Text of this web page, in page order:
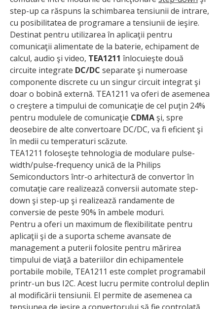
step-up ca răspuns la schimbarea tensiunii de intrare,
cu posibilitatea de programare a tensiunii de ieşire.
Destinat pentru utilizarea în aplicaţii pentru
comunicaţii alimentate de la baterie, echipament de
calcul, audio şi video, TEA1211 înlocuieşte două
circuite integrate DC/DC separate şi numeroase
componente discrete cu un singur circuit integrat şi
doar o bobină externă. TEA1211 va oferi de asemenea
o creştere a timpului de comunicaţie de cel puţin 24%
pentru modulele de comunicaţie CDMAşi, spre
deosebire de alte convertoare DC/DC, va fi eficient şi
în medii cu temperaturi scăzute.
TEA1211 foloseşte tehnologia de modulare pulse-
width/pulse-frequency unică de la Philips
Semiconductors într-o arhitectură de convertor în
comutaţie care realizează conversii automate step-
down şi step-up şi realizează randamente de
conversie de peste 90% în ambele moduri.
Pentru a oferi un maximum de flexibilitate pentru
aplicaţii şi de a suporta scheme avansate de
management a puterii folosite pentru mărirea
timpului de viaţă a bateriilor din echipamentele
portabile mobile, TEA1211 este complet programabil
printr-un bus I2C. Acest lucru permite controlul deplin
al modificării tensiunii. El permite de asemenea ca